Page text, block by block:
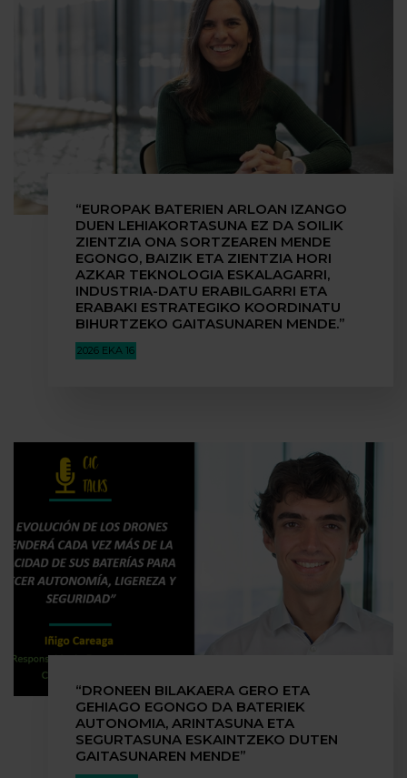
“EUROPAK BATERIEN ARLOAN IZANGO
DUEN LEHIAKORTASUNA EZ DA SOILIK
ZIENTZIA ONA SORTZEAREN MENDE
EGONGO, BAIZIK ETA ZIENTZIA HORI
AZKAR TEKNOLOGIA ESKALAGARRI,
INDUSTRIA-DATU ERABILGARRI ETA
ERABAKI ESTRATEGIKO KOORDINATU
BIHURTZEKO GAITASUNAREN MENDE.”
2026 EKA 16
“DRONEEN BILAKAERA GERO ETA
GEHIAGO EGONGO DA BATERIEK
AUTONOMIA, ARINTASUNA ETA
SEGURTASUNA ESKAINTZEKO DUTEN
GAITASUNAREN MENDE”